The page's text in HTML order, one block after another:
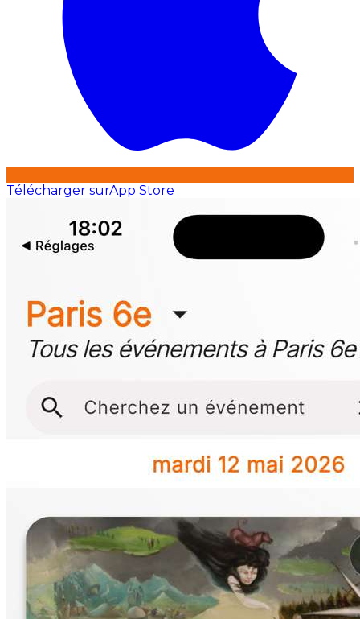
Télécharger surApp Store